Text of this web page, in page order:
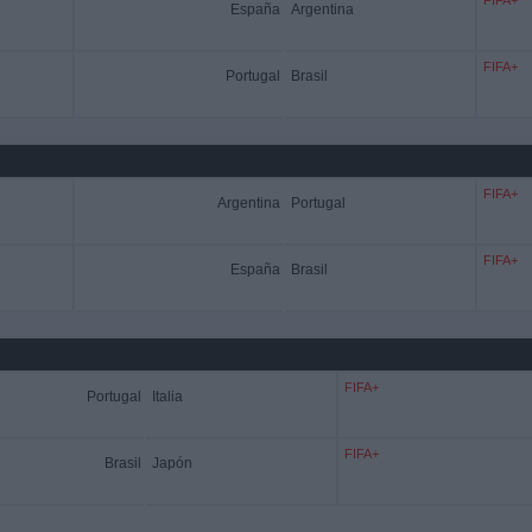
España Argentina
Portugal Brasil
FIFA+
Argentina Portugal
FIFA+
España Brasil
FIFA+
Portugal Italia
FIFA+
Brasil Japón
FIFA+